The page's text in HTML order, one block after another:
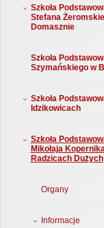
Szkoła
Stefana
Domasznie
Szkoła
Szymańskiego w
Szkoła
Idzikowicach
Szkoła
Mikołaja
Radzicach Dużych
Organy
Informacje